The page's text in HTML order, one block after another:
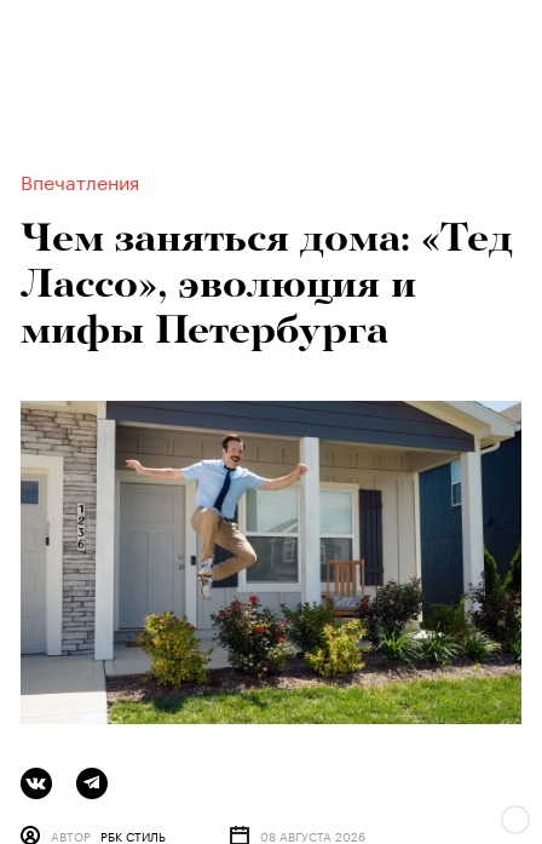
Впечатления
Чем заняться дома: «Тед
Лассо», эволюция и
мифы Петербурга
АВТОР РБК СТИЛЬ 08 АВГУСТА 2026